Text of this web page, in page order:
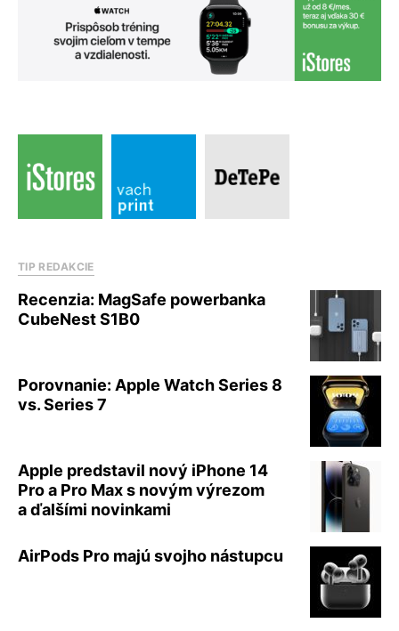
TIP REDAKCIE
Recenzia: MagSafe powerbanka
CubeNest S1B0
Porovnanie: Apple Watch Series 8
vs. Series 7
Apple predstavil nový iPhone 14
Pro a Pro Max s novým výrezom
a ďalšími novinkami
AirPods Pro majú svojho nástupcu